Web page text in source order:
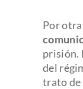
Por
prisión.
del
trato de